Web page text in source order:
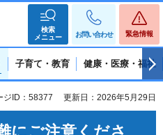
検索
メニュー
お問い合わせ 緊急情報
子育て・教育 健康・医療・福祉
ジID：58377 更新日：2026年5月29日